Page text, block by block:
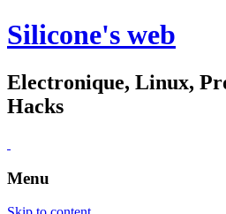
Silicone's web
Electronique, Linux,
Hacks
Menu